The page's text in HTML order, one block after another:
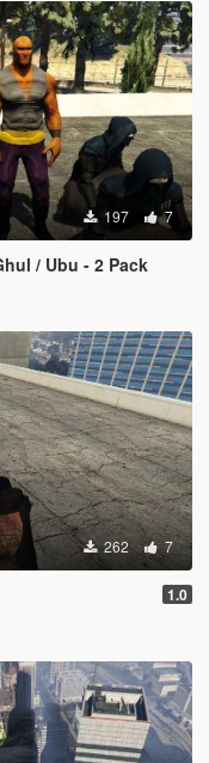
197 7
/ Ubu - 2 Pack
262 7
1.0